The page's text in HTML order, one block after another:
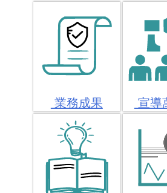
業務成果 宣導